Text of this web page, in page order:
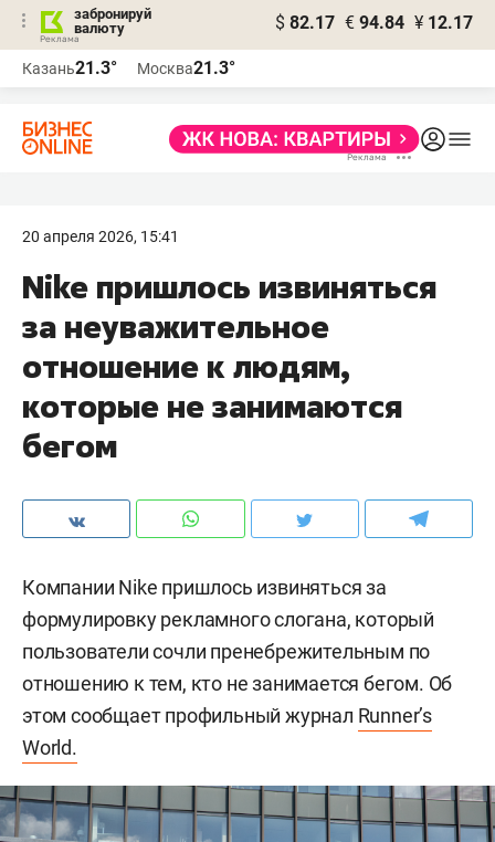
забронируй
валюту
$ 82.17 € 94.84 ¥ 12.17
Казань21.3° Москва21.3°
20 апреля 2026, 15:41
Nike пришлось извиняться
за неуважительное
отношение к людям,
которые не занимаются
бегом
Компании Nike пришлось извиняться за
формулировку рекламного слогана, который
пользователи сочли пренебрежительным по
отношению к тем, кто не занимается бегом. Об
этом сообщает профильный журнал Runner’s
World.